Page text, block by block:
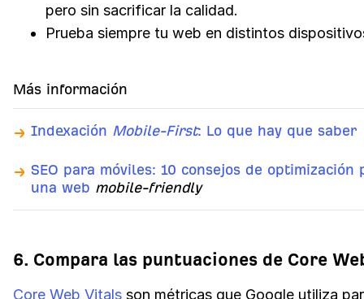
pero sin sacrificar la calidad.
Prueba siempre tu web en distintos
Más información
Indexación Mobile-First: Lo que hay que saber
SEO para móviles: 10 consejos de optimización
una web mobile-friendly
6. Compara las puntuaciones de Core
Core Web Vitals son métricas que Google utiliza